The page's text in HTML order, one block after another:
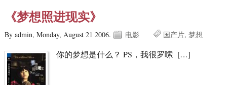
《梦想照进现实》
By admin, Monday, August 21 2006. 电影 国产片 梦想
你的梦想是什么？ PS，我很罗嗦 […]